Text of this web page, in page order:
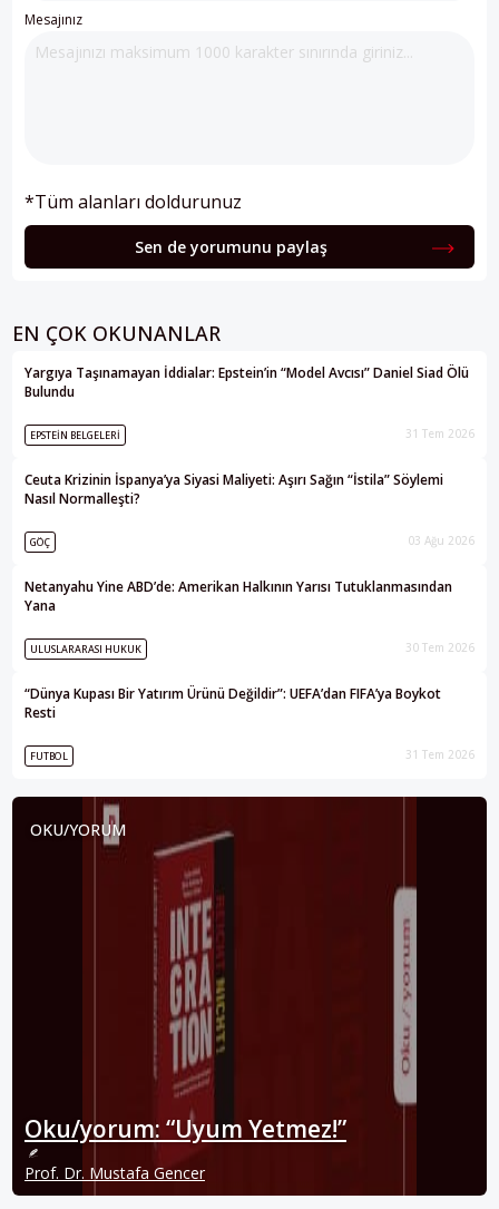
Mesajınız
*Tüm alanları doldurunuz
Sen de yorumunu paylaş
EN ÇOK OKUNANLAR
Yargıya Taşınamayan İddialar: Epstein’in “Model Avcısı” Daniel Siad Ölü
Bulundu
EPSTEIN BELGELERI 31 Tem 2026
Ceuta Krizinin İspanya’ya Siyasi Maliyeti: Aşırı Sağın “İstila” Söylemi
Nasıl Normalleşti?
GÖÇ 03 Ağu 2026
Netanyahu Yine ABD’de: Amerikan Halkının Yarısı Tutuklanmasından
Yana
ULUSLARARASI HUKUK 30 Tem 2026
“Dünya Kupası Bir Yatırım Ürünü Değildir”: UEFA’dan FIFA’ya Boykot
Resti
FUTBOL 31 Tem 2026
OKU/YORUM
Oku/yorum: “Uyum Yetmez!”
Prof. Dr. Mustafa Gencer